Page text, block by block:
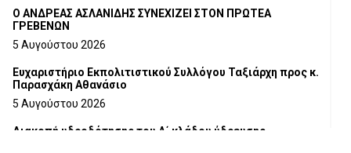
Ο ΑΝΔΡΕΑΣ ΑΣΛΑΝΙΔΗΣ ΣΥΝΕΧΙΖΕΙ ΣΤΟΝ ΠΡΩΤΕΑ
ΓΡΕΒΕΝΩΝ
5 Αυγούστου 2026
Ευχαριστήριο Εκπολιτιστικού Συλλόγου Ταξιάρχη προς κ.
Παρασχάκη Αθανάσιο
5 Αυγούστου 2026
Διακοπή υδροδότησης του Α΄ κλάδου ύδρευσης